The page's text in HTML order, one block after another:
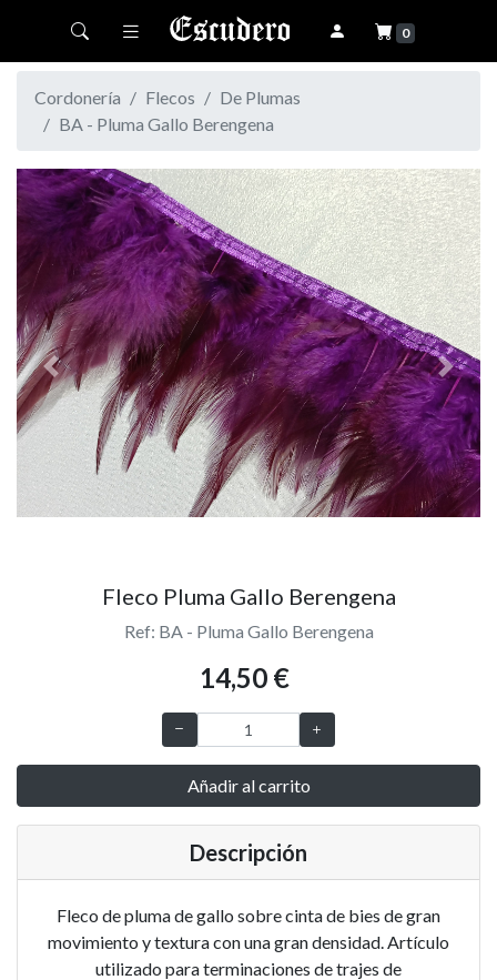
Toggle navigation 0
Cordonería Flecos
De Plumas
BA - Pluma Gallo Berengena
Previous Next
Fleco Pluma Gallo Berengena
Ref: BA - Pluma Gallo Berengena
14,50 €
Añadir al carrito
Descripción
Fleco de pluma de gallo sobre cinta de bies de gran
movimiento y textura con una gran densidad. Artículo
utilizado para terminaciones de trajes de